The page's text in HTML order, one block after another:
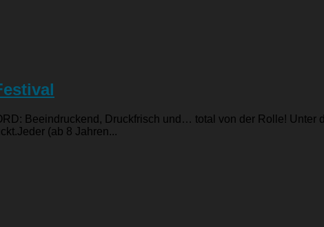
Beeindruckend, Druckfrisch und… total von der Rolle! Unter
(ab 8 Jahren...